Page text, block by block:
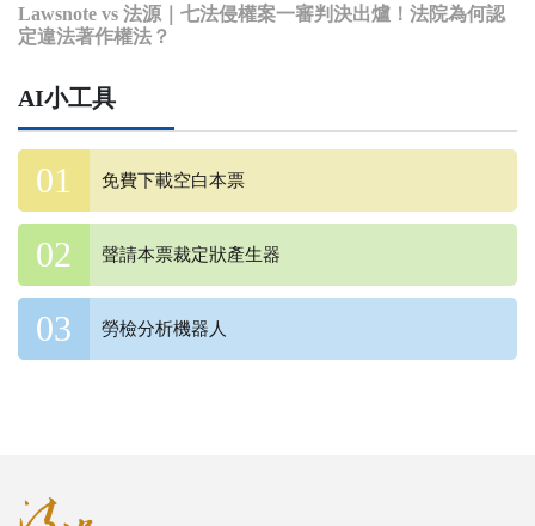
Lawsnote vs 法源｜七法侵權案一審判決出爐！法院為何認
定違法著作權法？
AI小工具
免費下載空白本票
聲請本票裁定狀產生器
勞檢分析機器人